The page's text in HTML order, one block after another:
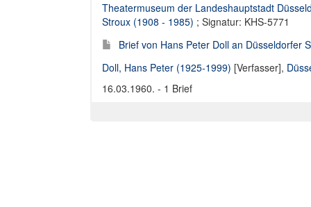
Theatermuseum der Landeshauptstadt
Stroux (1908 - 1985) ; Signatur: KHS-5771
Brief von Hans Peter Doll an Düsseldorfer
Doll, Hans Peter (1925-1999) [Verfasser],
16.03.1960. - 1 Brief